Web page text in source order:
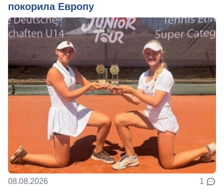
покорила Европу
08.08.2026 1